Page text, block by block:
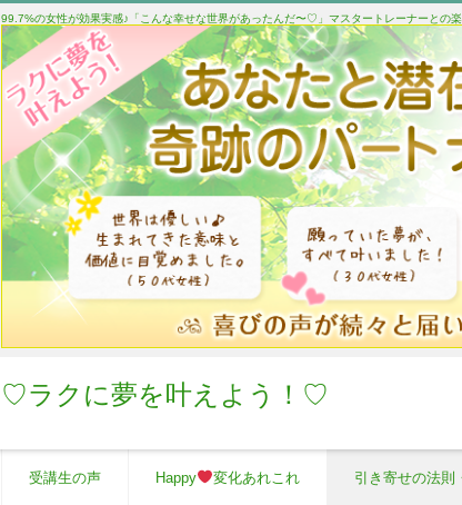
99.7%の女性が効果実感♪「こんな幸せな世界があったんだ〜♡」マスタートレーナーとの
♡ラクに夢を叶えよう！♡
受講生の声 Happy 変化あれこれ 引き寄せの法則